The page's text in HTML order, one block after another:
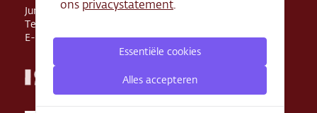
Junostraat 8, 2516 BR Den Haag
Tel. 070 - 324 68 44
E-mailinfo@maisonkelder.nl
ons privacystatement.
Essentiële cookies
Alles accepteren